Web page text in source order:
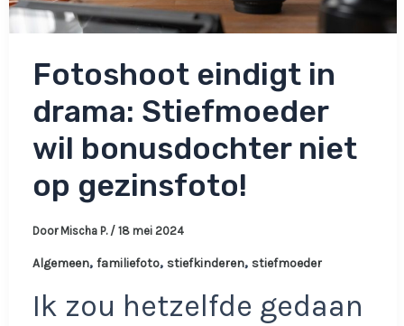
Fotoshoot eindigt in
drama: Stiefmoeder
wil bonusdochter niet
op gezinsfoto!
Door Mischa P. / 18 mei 2024
Algemeen, familiefoto, stiefkinderen, stiefmoeder
Ik zou hetzelfde gedaan